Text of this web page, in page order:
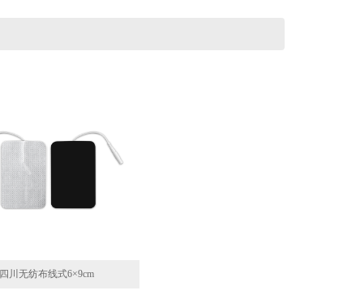
四川无纺布线式6×9cm